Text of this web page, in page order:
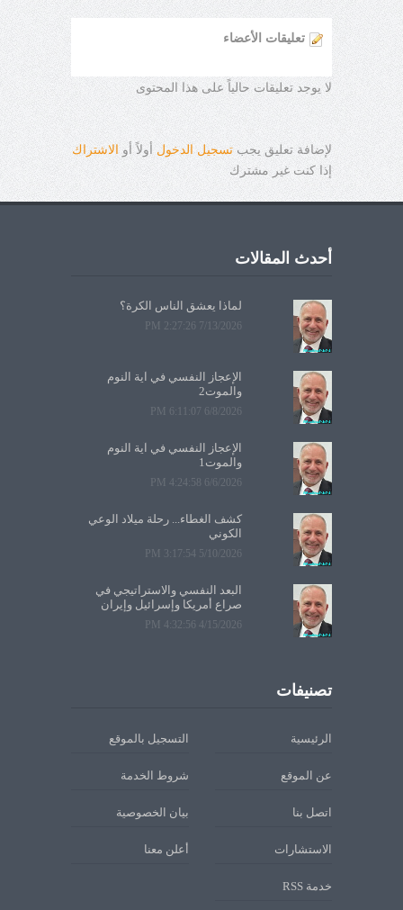
تعليقات الأعضاء
لا يوجد تعليقات حالياً على هذا المحتوى
لإضافة تعليق يجب تسجيل الدخول أولاً أو
الاشتراك
إذا كنت غير مشترك
أحدث المقالات
لماذا يعشق الناس الكرة؟
7/13/2026 2:27:26 PM
الإعجاز النفسي في آية النوم
والموت2
6/8/2026 6:11:07 PM
الإعجاز النفسي في آية النوم
والموت1
6/6/2026 4:24:58 PM
كشف الغطاء... رحلة ميلاد الوعي
الكوني
5/10/2026 3:17:54 PM
البعد النفسي والاستراتيجي في
صراع أمريكا وإسرائيل وإيران
4/15/2026 4:32:56 PM
تصنيفات
الرئيسية التسجيل بالموقع
عن الموقع شروط الخدمة
اتصل بنا بيان الخصوصية
الاستشارات أعلن معنا
خدمة RSS